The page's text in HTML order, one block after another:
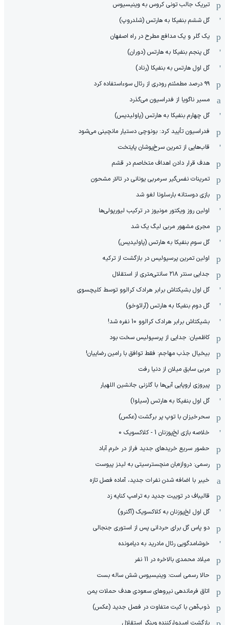
تبریک جالب تونی کروس به وینیسیوس
گل ششم بنفیکا به هارتس (شلدروپ)
یک گلر و یک مدافع مطرح در راه اصفهان
گل پنجم بنفیکا به هارتس (دوران)
گل اول هارتس به بنفیکا (رناد)
۹۹ درصد مطمئنم رودری از رئال سوءاستفاده کرد
مسیر ناگویا از فدراسیون می‌گذرد
گل چهارم بنفیکا به هارتس (پاولیدیس)
فدراسیون تأیید کرد: بونوچی دستیار مانچینی می‌شود
قاب‌هایی از تمرین سرخ‌پوشان پایتخت
هدف قرار دادن اهداف متخاصم در قشم
‏تمرینات نفس‌گیر سرمربی یونانی در تالار مشحون
بازی دوستانه بارسلونا لغو شد
اولین روز ویکتور مونیوز در ترکیب لیورپولی‌ها
مجری مشهور مربی لیگ یک شد
گل سوم بنفیکا به هارتس (پاولیدیس)
اولین تمرین پرسپولیس در بازگشت از ترکیه
جدایی سنتر ۲۱۸ سانتی‌متری از استقلال
گل اول بشیکتاش برابر هرادک کرالوو توسط کلیچسوی
گل دوم بنفیکا به هارتس (آرائوخو)
بشیکتاش برابر هرادک کرالوو 10 نفره شد!
کاظمیان: جدایی از پرسپولیس سخت بود
بیخیال جذب مهاجم: فقط توافق با رامین رضاییان!
مربی سابق میلان از دنیا رفت
پیروزی اروپایی آبی‌ها با گلزنی جانشین اللهیار
گل اول بنفیکا به هارتس (سیلوا)
سحرخیزان با توپ پر برگشت (عکس)
خلاصه بازی لخ‌پوزنان 1 - کلاکسویک 0
حضور سریع خریدهای جدید فراز در خرم آباد
رسمی: دروازه‌بان منچسترسیتی به لیدز پیوست
خیبر با اضافه شدن نفرات جدید، آماده فصل تازه
قالیباف در توییت جدید به ترامپ کنایه زد
گل اول لخ‌پوزنان به کلاکسویک (آگنرو)
دو پاس گل برای حردانی پس از استوری جنجالی
خوشامدگویی رئال مادرید به دیامونده
میلاد محمدی بالاخره در 11 نفر
حالا رسمی است: وینیسیوس شش ساله بست
اتاق فرماندهی نیروهای سعودی هدف حملات یمن
ذوب‌آهن با کیت متفاوت در فصل جدید (عکس)
بازگشت امیدوارکننده وینگر استقلال